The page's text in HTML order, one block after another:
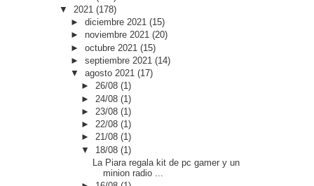
▼ 2021 (178)
► diciembre 2021 (15)
► noviembre 2021 (20)
► octubre 2021 (15)
► septiembre 2021 (14)
▼ agosto 2021 (17)
►26/08(1)
► 24/08(1)
► 23/08(1)
►22/08(1)
►21/08(1)
▼ 18/08(1)
La Piara regala kit de pc gamer y un
minion radio ...